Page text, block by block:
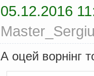
05.12.2016
А оцей ворнінг